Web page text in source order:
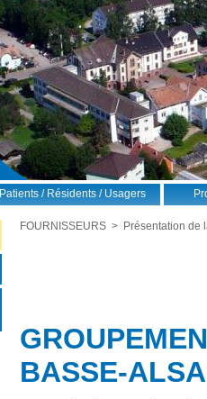
Patients / Résidents / Usagers
FOURNISSEURS > Présentation de
BASSE-